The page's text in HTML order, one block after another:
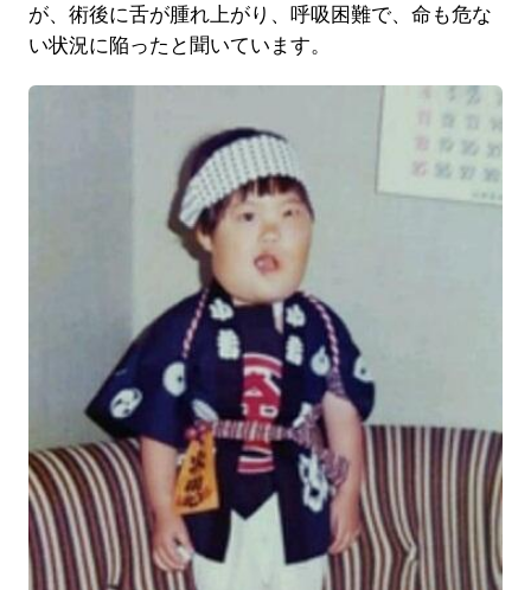
が、術後に舌が腫れ上がり、呼吸困難で、命も危な
い状況に陥ったと聞いています。